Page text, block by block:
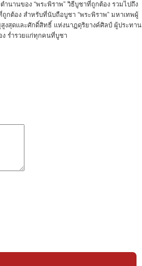
ำนานของ “พระพิราพ” วิธีบูชาที่ถูกต้อง รวมไปถึง
ถูกต้อง สำหรับที่นับถือบูชา “พระพิราพ” มหาเทพผู้
สูงสุดและศักดิ์สิทธิ์ แห่งนาฏดุริยางค์ศิลป์ ผู้ประทาน
ง ร่ำรวยแก่ทุกคนที่บูชา